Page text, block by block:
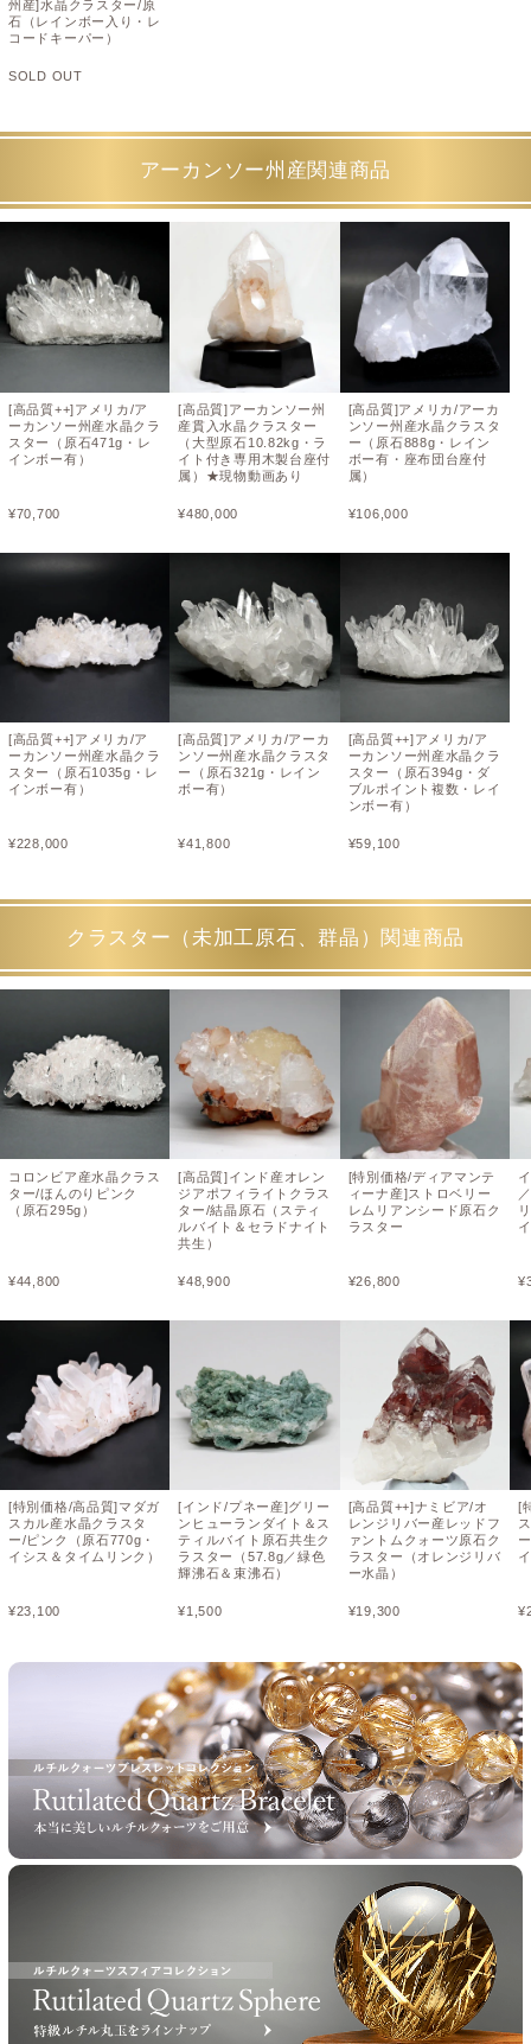
州産]水晶クラスター/原
石（レインボー入り・レ
コードキーパー）
SOLD OUT
アーカンソー州産関連商品
[高品質++]アメリカ/ア
ーカンソー州産水晶クラ
スター（原石471g・レ
インボー有）
¥70,700
[高品質++]アメリカ/ア
ーカンソー州産水晶クラ
スター（原石1035g・レ
インボー有）
¥228,000
[高品質]アーカンソー州
産貫入水晶クラスター
（大型原石10.82kg・ラ
イト付き専用木製台座付
属）★現物動画あり
¥480,000
[高品質]アメリカ/アーカ
ンソー州産水晶クラスタ
ー（原石321g・レイン
ボー有）
¥41,800
[高品質]アメリカ/アーカ
ンソー州産水晶クラスタ
ー（原石888g・レイン
ボー有・座布団台座付
属）
¥106,000
[高品質++]アメリカ/ア
ーカンソー州産水晶クラ
スター（原石394g・ダ
ブルポイント複数・レイ
ンボー有）
¥59,100
クラスター（未加工原石、群晶）関連商品
コロンビア産水晶クラス
ター/ほんのりピンク
（原石295g）
¥44,800
[特別価格/高品質]マダガ
スカル産水晶クラスタ
ー/ピンク（原石770g・
イシス＆タイムリンク）
¥23,100
[高品質]インド産オレン
ジアポフィライトクラス
ター/結晶原石（スティ
ルバイト＆セラドナイト
共生）
¥48,900
[インド/プネー産]グリー
ンヒューランダイト＆ス
ティルバイト原石共生ク
ラスター（57.8g／緑色
輝沸石＆束沸石）
¥1,500
[特別価格/ディアマンテ
ィーナ産]ストロベリー
レムリアンシード原石ク
ラスター
¥26,800
[高品質++]ナミビア/オ
レンジリバー産レッドフ
ァントムクォーツ原石ク
ラスター（オレンジリバ
ー水晶）
¥19,300
¥
[
¥